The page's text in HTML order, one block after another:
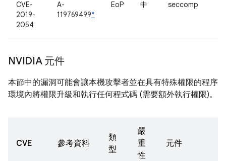
CVE-
2019-
2054
A-
119769499*
EoP 中 seccomp
NVIDIA 元件
本節中的漏洞可能會讓本機攻擊者並在具有特殊權限的程序
環境內將權限升級和執行任何程式碼 (需要額外執行權限)。
CVE 參考資料
類
型
嚴
重
性
元件